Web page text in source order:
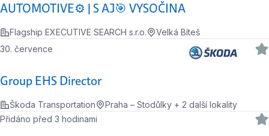
AUTOMOTIVE⚙️ | S AJ🎯 VYSOČINA
Flagship EXECUTIVE SEARCH s.r.o. Velká Bíteš
Group EHS Director
30. července
Škoda Transportation Praha – Stodůlky + 2 další lokality
Přidáno před 3 hodinami